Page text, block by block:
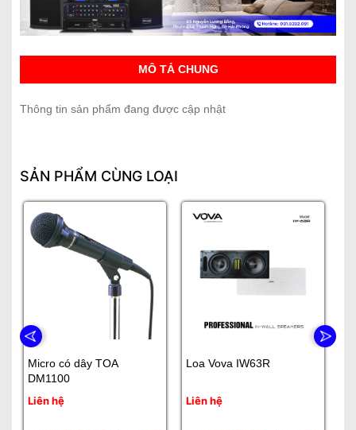
MÔ TẢ CHUNG
Thông tin sản phẩm đang được cập nhật
SẢN PHẨM CÙNG LOẠI
Micro có dây TOA
DM1100
Liên hệ
Loa Vova IW63R
Liên hệ